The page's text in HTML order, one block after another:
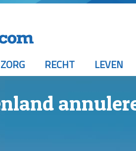
ZORG RECHT LEVEN